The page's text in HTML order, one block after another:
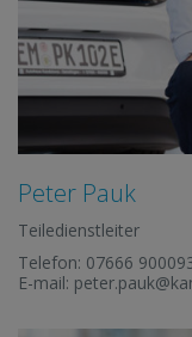
Peter Pauk
Teiledienstleiter
Telefon: 07666
E-mail: